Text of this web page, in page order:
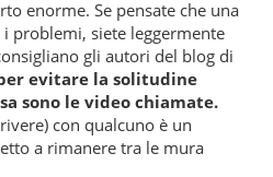
enorme. Se pensate che una
problemi, siete leggermente
gli autori del blog di
evitare la solitudine
sono le video chiamate.
con qualcuno è un
a rimanere tra le mura